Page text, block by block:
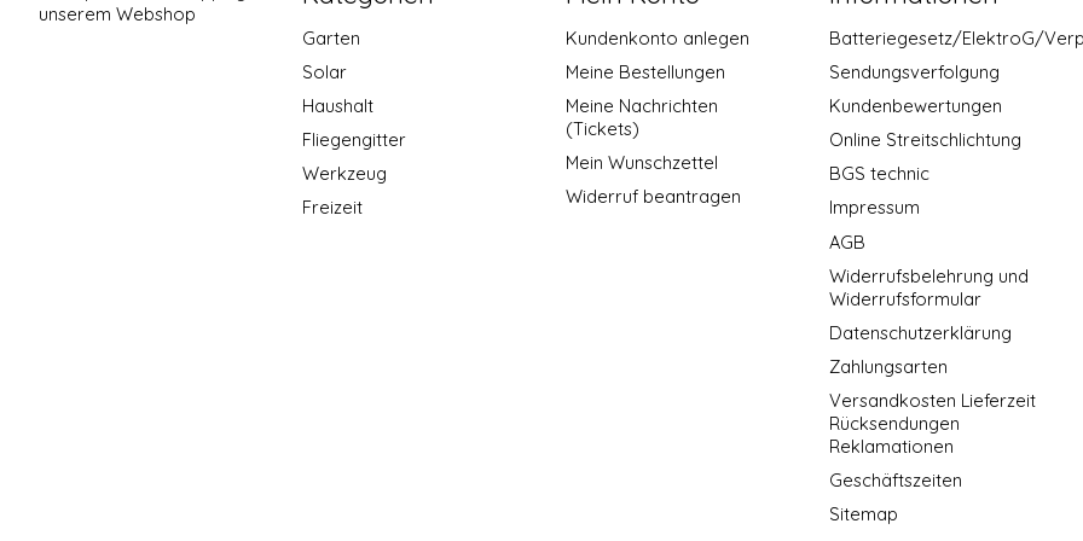
unserem Webshop
Garten
Solar
Haushalt
Fliegengitter
Werkzeug
Freizeit
Kundenkonto anlegen
Meine Bestellungen
Meine Nachrichten
(Tickets)
Mein Wunschzettel
Widerruf beantragen
Batteriegesetz/ElektroG/
Sendungsverfolgung
Kundenbewertungen
Online Streitschlichtung
BGS technic
Impressum
AGB
Widerrufsbelehrung und
Widerrufsformular
Datenschutzerklärung
Zahlungsarten
Versandkosten Lieferzeit
Rücksendungen
Reklamationen
Geschäftszeiten
Sitemap